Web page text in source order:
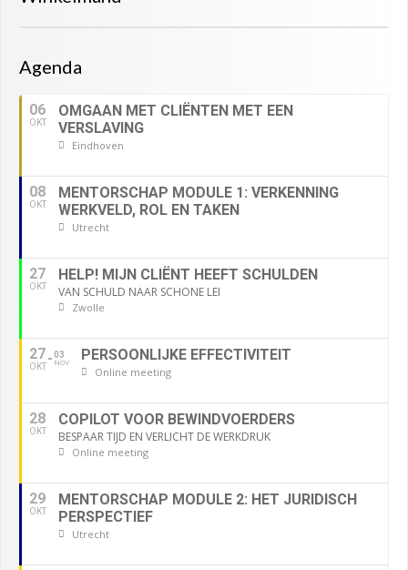
Agenda
06
OKT
OMGAAN MET CLIËNTEN MET EEN
VERSLAVING
Eindhoven
08
OKT
MENTORSCHAP MODULE 1: VERKENNING
WERKVELD, ROL EN TAKEN
Utrecht
27
OKT
HELP! MIJN CLIËNT HEEFT SCHULDEN
VAN SCHULD NAAR SCHONE LEI
Zwolle
27
OKT
03
NOV PERSOONLIJKE EFFECTIVITEIT
Online meeting
28
OKT
COPILOT VOOR BEWINDVOERDERS
BESPAAR TIJD EN VERLICHT DE WERKDRUK
Online meeting
29
OKT
MENTORSCHAP MODULE 2: HET JURIDISCH
PERSPECTIEF
Utrecht